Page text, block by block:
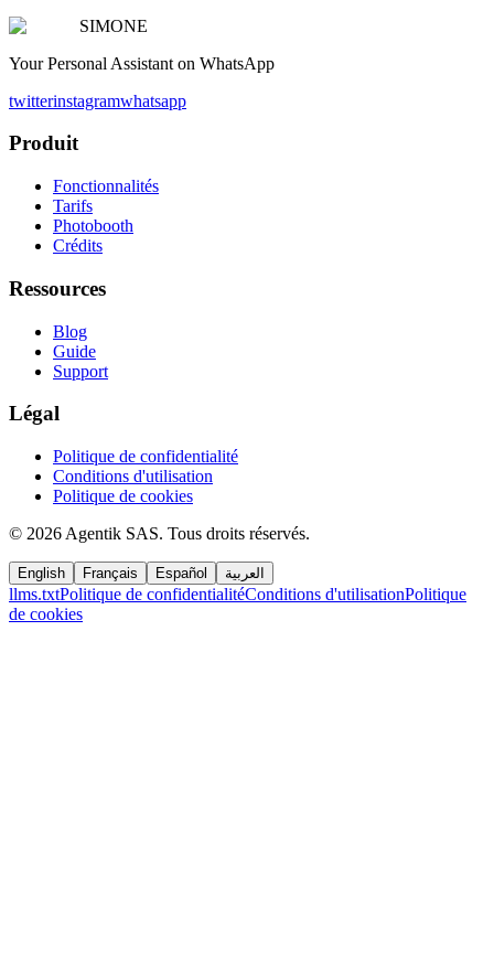
SIMONE
Your Personal Assistant on WhatsApp
twitterinstagramwhatsapp
Produit
Fonctionnalités
Tarifs
Photobooth
Crédits
Ressources
Blog
Guide
Support
Légal
Politique de confidentialité
Conditions d'utilisation
Politique de cookies
© 2026 Agentik SAS. Tous droits réservés.
English Français Español العربية
llms.txtPolitique de confidentialitéConditions d'utilisationPolitique
de cookies